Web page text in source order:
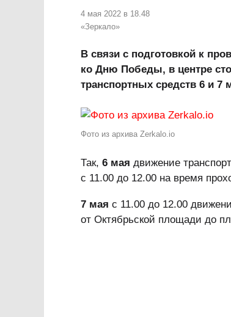
4 мая 2022 в 18.48
«Зеркало»
В связи с подготовкой к
ко Дню Победы, в центре
транспортных средств 6 и 7
Фото из архива Zerkalo.io
Так, 6 мая движение
с 11.00 до 12.00 на время
7 мая с 11.00 до 12.00
от Октябрьской площади до